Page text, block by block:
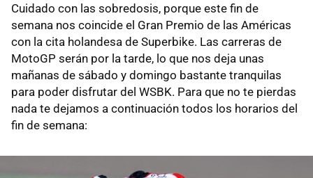
Cuidado con las sobredosis, porque este fin de
semana nos coincide el Gran Premio de las Américas
con la cita holandesa de Superbike. Las carreras de
MotoGP serán por la tarde, lo que nos deja unas
mañanas de sábado y domingo bastante tranquilas
para poder disfrutar del WSBK. Para que no te pierdas
nada te dejamos a continuación todos los horarios del
fin de semana: